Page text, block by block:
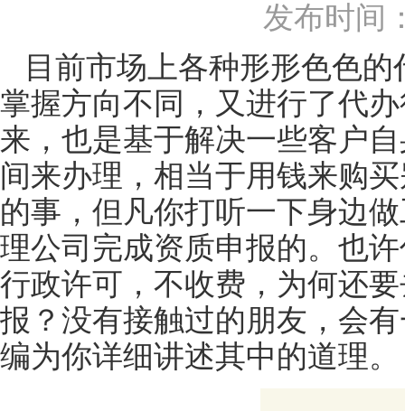
发布时间
目前市场上各种形形色色的
掌握方向不同，又进行了代
来，也是基于解决一些客户
间来办理，相当于用钱来购
的事，但凡你打听一下身边
理公司完成资质申报的。也
行政许可，不收费，为何还
报？没有接触过的朋友，会
编为你详细讲述其中的道理。